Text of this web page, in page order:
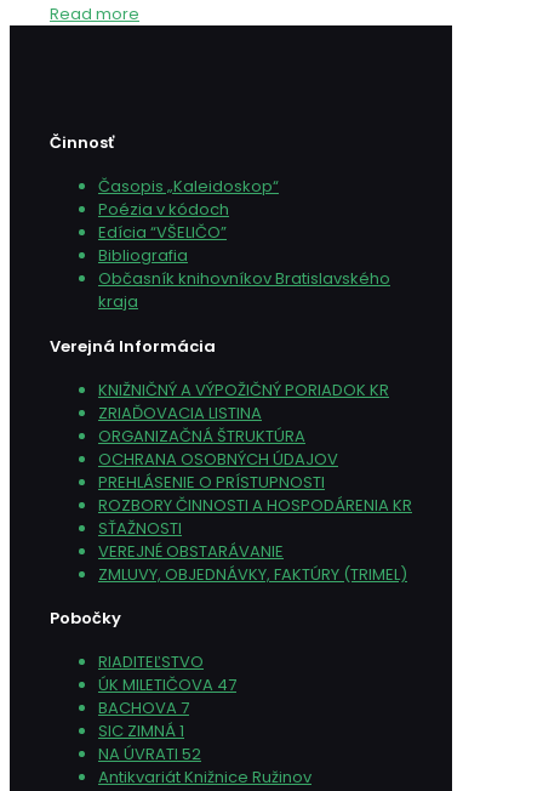
Read more
Činnosť
Časopis „Kaleidoskop“
Poézia v kódoch
Edícia “VŠELIČO”
Bibliografia
Občasník knihovníkov Bratislavského
kraja
Verejná Informácia
KNIŽNIČNÝ A VÝPOŽIČNÝ PORIADOK KR
ZRIAĎOVACIA LISTINA
ORGANIZAČNÁ ŠTRUKTÚRA
OCHRANA OSOBNÝCH ÚDAJOV
PREHLÁSENIE O PRÍSTUPNOSTI
ROZBORY ČINNOSTI A HOSPODÁRENIA KR
SŤAŽNOSTI
VEREJNÉ OBSTARÁVANIE
ZMLUVY, OBJEDNÁVKY, FAKTÚRY (TRIMEL)
Pobočky
RIADITEĽSTVO
ÚK MILETIČOVA 47
BACHOVA 7
SIC ZIMNÁ 1
NA ÚVRATI 52
Antikvariát Knižnice Ružinov